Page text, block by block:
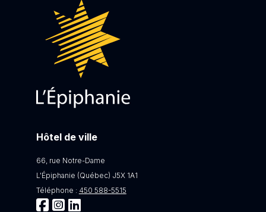
Hôtel de ville
66, rue Notre-Dame
L'Épiphanie (Québec) J5X 1A1
Téléphone : 450 588-5515